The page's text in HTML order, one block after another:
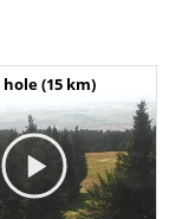
(15 km)